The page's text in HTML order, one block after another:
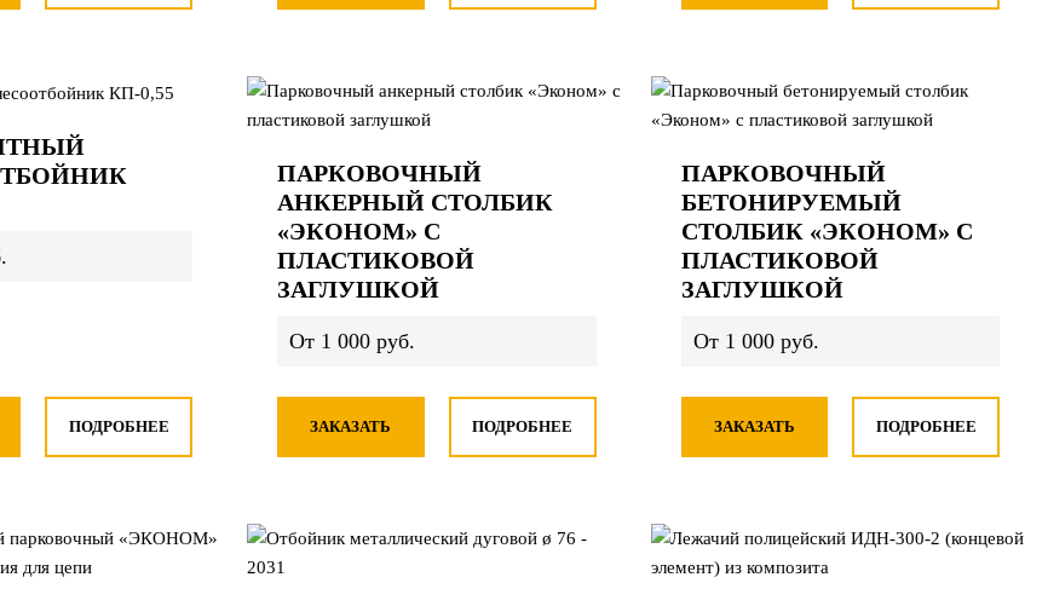
ПОДРОБНЕЕ
ПАРКОВОЧНЫЙ
АНКЕРНЫЙ СТОЛБИК
«ЭКОНОМ» С
ПЛАСТИКОВОЙ
ЗАГЛУШКОЙ
От 1 000 руб.
ЗАКАЗАТЬ ПОДРОБНЕЕ
ПАРКОВОЧНЫЙ
БЕТОНИРУЕМЫЙ
СТОЛБИК «ЭКОНОМ» С
ПЛАСТИКОВОЙ
ЗАГЛУШКОЙ
От 1 000 руб.
ЗАКАЗАТЬ ПОДРОБНЕЕ